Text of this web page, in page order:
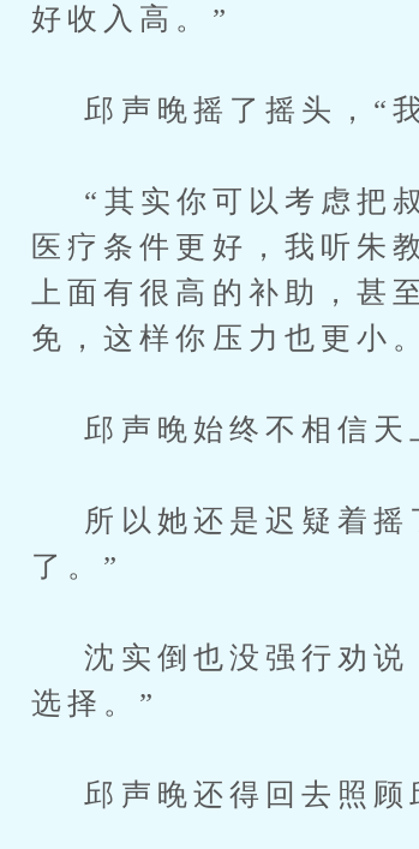
好收入高。”
邱声晚摇了摇头，“
“其实你可以考虑把叔
医疗条件更好，我听朱
上面有很高的补助，甚
免，这样你压力也更小
邱声晚始终不相信天
所以她还是迟疑着摇
了。”
沈实倒也没强行劝说
选择。”
邱声晚还得回去照顾